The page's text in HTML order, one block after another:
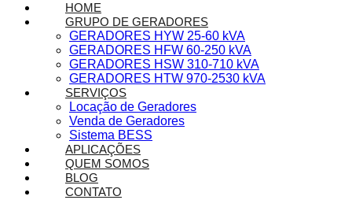
HOME
GRUPO DE GERADORES
GERADORES HYW 25-60 kVA
GERADORES HFW 60-250 kVA
GERADORES HSW 310-710 kVA
GERADORES HTW 970-2530 kVA
SERVIÇOS
Locação de Geradores
Venda de Geradores
Sistema BESS
APLICAÇÕES
QUEM SOMOS
BLOG
CONTATO